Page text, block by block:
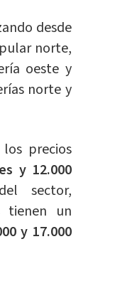
desde
norte,
oeste y
norte y
precios
y 12.000
sector,
tienen un
y 17.000